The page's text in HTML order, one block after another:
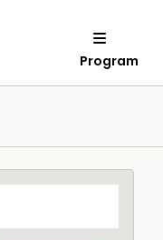
Program